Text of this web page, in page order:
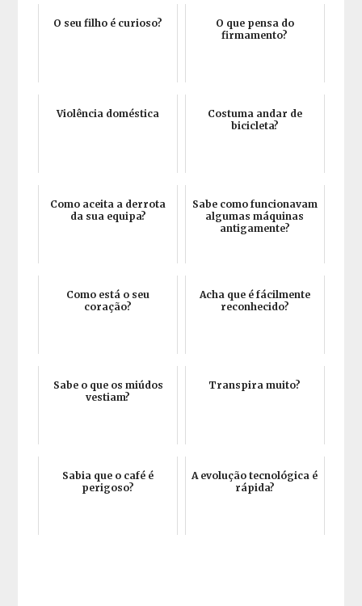
O seu filho é curioso?
O que pensa do
firmamento?
Violência doméstica
Costuma andar de
bicicleta?
Como aceita a derrota
da sua equipa?
Sabe como funcionavam
algumas máquinas
antigamente?
Como está o seu
coração?
Acha que é fácilmente
reconhecido?
Sabe o que os miúdos
vestiam?
Transpira muito?
Sabia que o café é
perigoso?
A evolução tecnológica é
rápida?